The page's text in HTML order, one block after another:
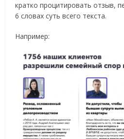
кратко процитировать отзыв,
6 словах суть всего текста.
Например: